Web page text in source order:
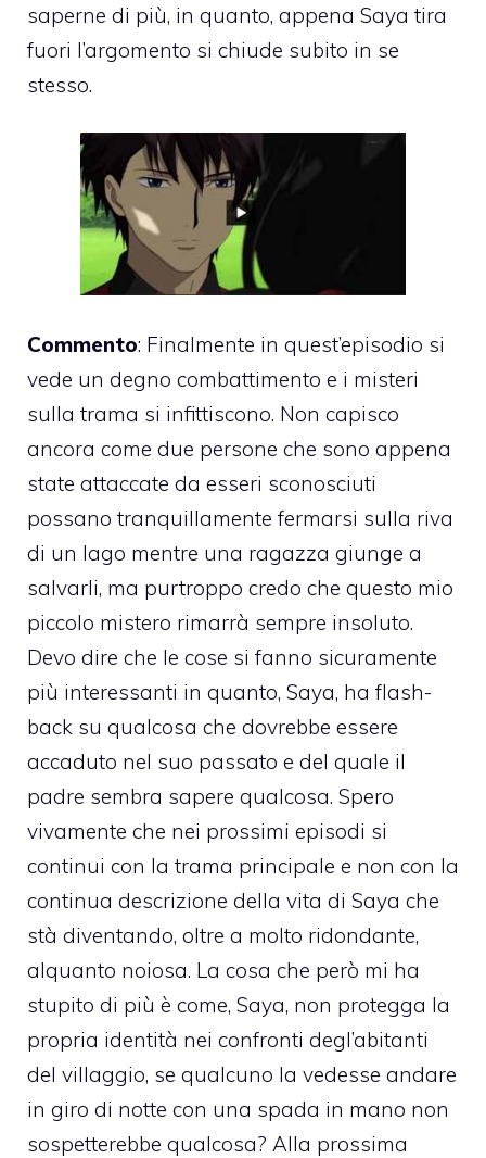
saperne di più, in quanto, appena Saya tira
fuori l’argomento si chiude subito in se
stesso.
Commento: Finalmente in quest’episodio si
vede un degno combattimento e i misteri
sulla trama si infittiscono. Non capisco
ancora come due persone che sono appena
state attaccate da esseri sconosciuti
possano tranquillamente fermarsi sulla riva
di un lago mentre una ragazza giunge a
salvarli, ma purtroppo credo che questo mio
piccolo mistero rimarrà sempre insoluto.
Devo dire che le cose si fanno sicuramente
più interessanti in quanto, Saya, ha flash-
back su qualcosa che dovrebbe essere
accaduto nel suo passato e del quale il
padre sembra sapere qualcosa. Spero
vivamente che nei prossimi episodi si
continui con la trama principale e non con la
continua descrizione della vita di Saya che
stà diventando, oltre a molto ridondante,
alquanto noiosa. La cosa che però mi ha
stupito di più è come, Saya, non protegga la
propria identità nei confronti degl’abitanti
del villaggio, se qualcuno la vedesse andare
in giro di notte con una spada in mano non
sospetterebbe qualcosa? Alla prossima